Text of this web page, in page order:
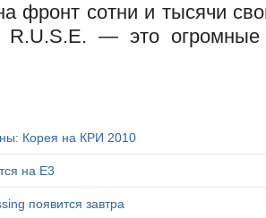
фронт сотни и тысячи
R.U.S.E. — это
Корея на КРИ 2010
на E3
появится завтра